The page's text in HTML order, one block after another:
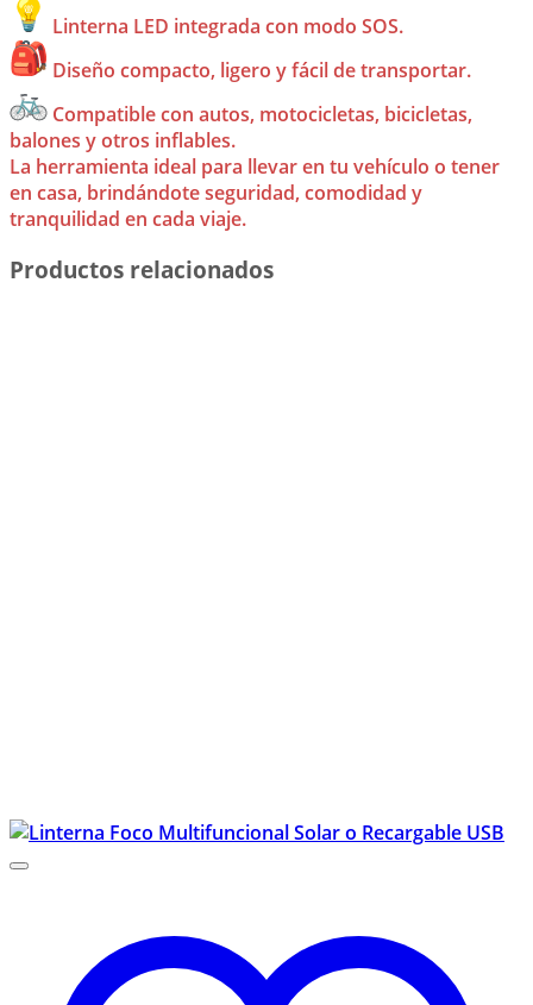
Linterna LED integrada con modo SOS.
Diseño compacto, ligero y fácil de transportar.
Compatible con autos, motocicletas, bicicletas,
balones y otros inflables.
La herramienta ideal para llevar en tu vehículo o tener
en casa, brindándote seguridad, comodidad y
tranquilidad en cada viaje.
Productos relacionados